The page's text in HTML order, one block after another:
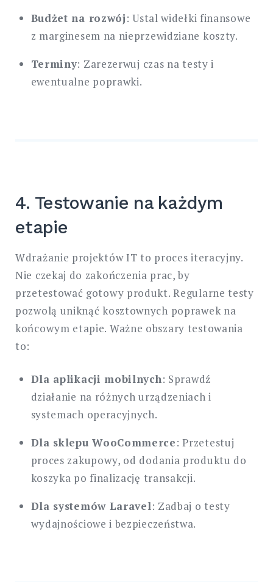
Budżet na rozwój: Ustal widełki finansowe
z marginesem na nieprzewidziane koszty.
Terminy: Zarezerwuj czas na testy i
ewentualne poprawki.
4. Testowanie na każdym
etapie
Wdrażanie projektów IT to proces iteracyjny.
Nie czekaj do zakończenia prac, by
przetestować gotowy produkt. Regularne testy
pozwolą uniknąć kosztownych poprawek na
końcowym etapie. Ważne obszary testowania
to:
Dla aplikacji mobilnych: Sprawdź
działanie na różnych urządzeniach i
systemach operacyjnych.
Dla sklepu WooCommerce: Przetestuj
proces zakupowy, od dodania produktu do
koszyka po finalizację transakcji.
Dla systemów Laravel: Zadbaj o testy
wydajnościowe i bezpieczeństwa.